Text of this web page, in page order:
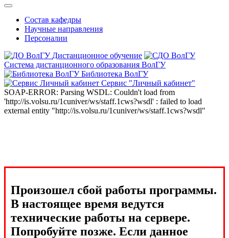
Состав кафедры
Научные направления
Персоналии
Дистанционное обучение
Система дистанционного образования ВолГУ
Библиотека ВолГУ
Сервис "Личный кабинет"
SOAP-ERROR: Parsing WSDL: Couldn't load from
'http://is.volsu.ru/1cuniver/ws/staff.1cws?wsdl' : failed to load
external entity "http://is.volsu.ru/1cuniver/ws/staff.1cws?wsdl"
Произошел сбой работы программы.
В настоящее время ведутся
технические работы на сервере.
Попробуйте позже. Если данное